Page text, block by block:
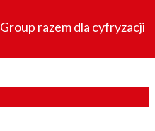
razem dla cyfryzacji